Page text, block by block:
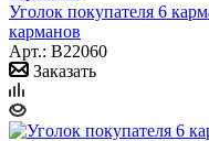
Уголок покупателя 6
карманов
Арт.: B22060
Заказать